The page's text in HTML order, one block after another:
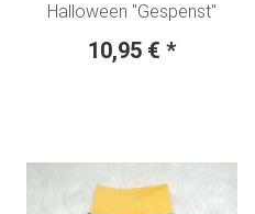
Halloween "Gespenst"
10,95 € *